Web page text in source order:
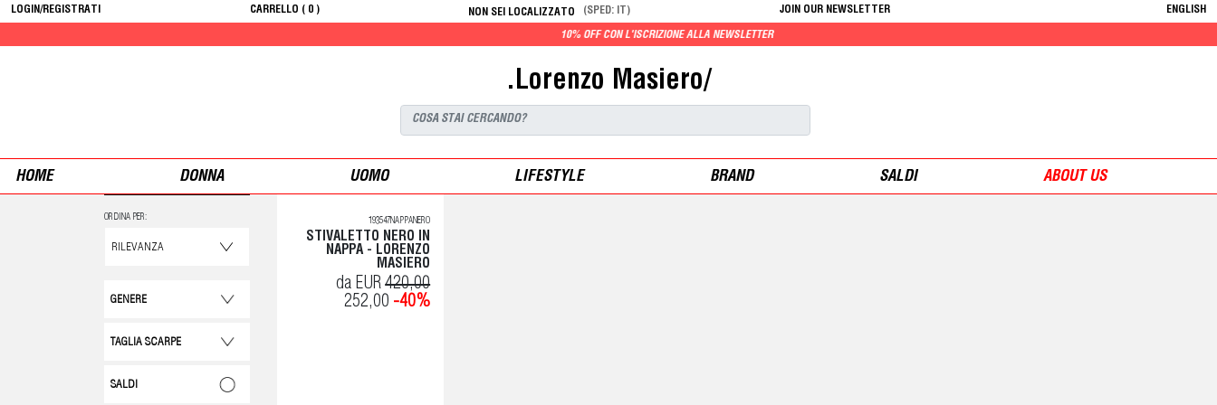
LOGIN/REGISTRATI CARRELLO (0 ) NON SEI LOCALIZZATO (SPED: IT) JOIN OUR NEWSLETTER ENGLISH
10% OFF CON L'ISCRIZIONE ALLA NEWSLETTER
.Lorenzo Masiero/
HOME DONNA UOMO LIFESTYLE BRAND SALDI ABOUT US
ORDINA PER:
GENERE
TAGLIA SCARPE
SALDI
193547NAPPANERO
STIVALETTO NERO IN
NAPPA - LORENZO
MASIERO
da EUR420,00
252,00 -40%